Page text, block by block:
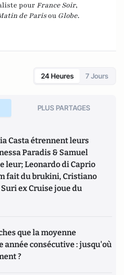
pour France Soir,
de Parisou Globe.
24 Heures 7 Jours
PLUS PARTAGES
Casta étrennent leurs
Paradis & Samuel
leur; Leonardo di Caprio
fait du brukini, Cristiano
ex Cruise joue du
que la moyenne
année consécutive : jusqu'où
?